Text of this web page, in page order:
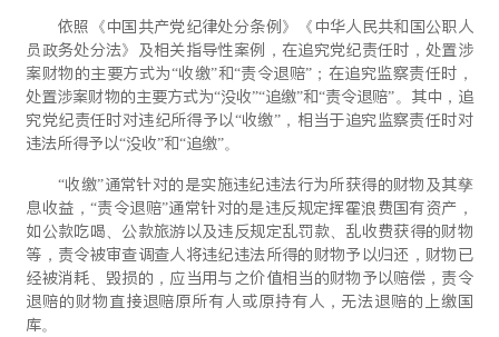
依照《中国共产党纪律处分条例》《中华人民共和国公职人
员政务处分法》及相关指导性案例，在追究党纪责任时，处置涉
案财物的主要方式为“收缴”和“责令退赔”；在追究监察责任时，
处置涉案财物的主要方式为“没收”“追缴”和“责令退赔”。其中，追
究党纪责任时对违纪所得予以“收缴”，相当于追究监察责任时对
违法所得予以“没收”和“追缴”。
“收缴”通常针对的是实施违纪违法行为所获得的财物及其孳
息收益，“责令退赔”通常针对的是违反规定挥霍浪费国有资产，
如公款吃喝、公款旅游以及违反规定乱罚款、乱收费获得的财物
等，责令被审查调查人将违纪违法所得的财物予以归还，财物已
经被消耗、毁损的，应当用与之价值相当的财物予以赔偿，责令
退赔的财物直接退赔原所有人或原持有人，无法退赔的上缴国
库。